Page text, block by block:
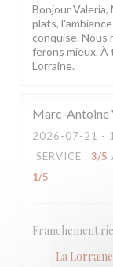
Bonjour Valeria,
plats,
conquise. Nous
ferons mieux. À
Lorraine.
Marc-Antoine
2026-07-21 -
SERVICE : 3/5
1/5
Franchement
La Lorraine